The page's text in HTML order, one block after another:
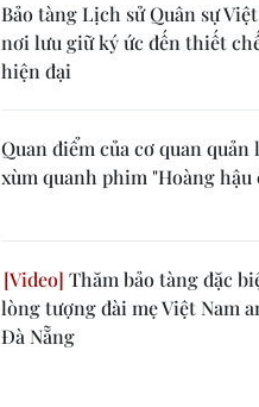
Bảo tàng Lịch sử Quân sự
nơi lưu giữ ký ức đến thiết
hiện đại
Quan điểm của cơ quan quản
xùm quanh phim "Hoàng hậu
Thăm bảo tàng đặc
lòng tượng đài mẹ Việt Nam
Đà Nẵng